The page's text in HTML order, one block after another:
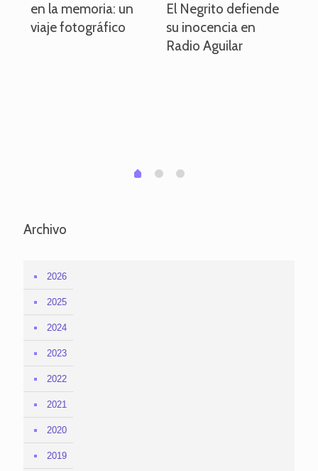
en la memoria: un
viaje fotográfico
El Negrito defiende
su inocencia en
Radio Aguilar
0 1 2
Archivo
2026
2025
2024
2023
2022
2021
2020
2019